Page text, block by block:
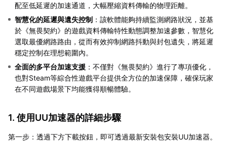
配至低延遲的加速通道，大幅壓縮資料傳輸的物理距離。
智慧化的延遲與遺失控制 ：該軟體能夠持續監測網路狀況，並基
於《無畏契約》的遊戲資料傳輸特性動態調整加速參數，智慧化
選取最優網路路由，從而有效抑制網路抖動與封包遺失，將延遲
穩定控制在理想範圍內。
全面的多平台加速支援 ：不僅對《無畏契約》進行了專項優化，
也對Steam等綜合性遊戲平台提供全方位的加速保障，確保玩家
在不同遊戲場景下均能獲得順暢體驗。
1. 使用UU加速器的詳細步驟
第一步：透過下方下載按鈕，即可透過最新安裝包安裝UU加速器。